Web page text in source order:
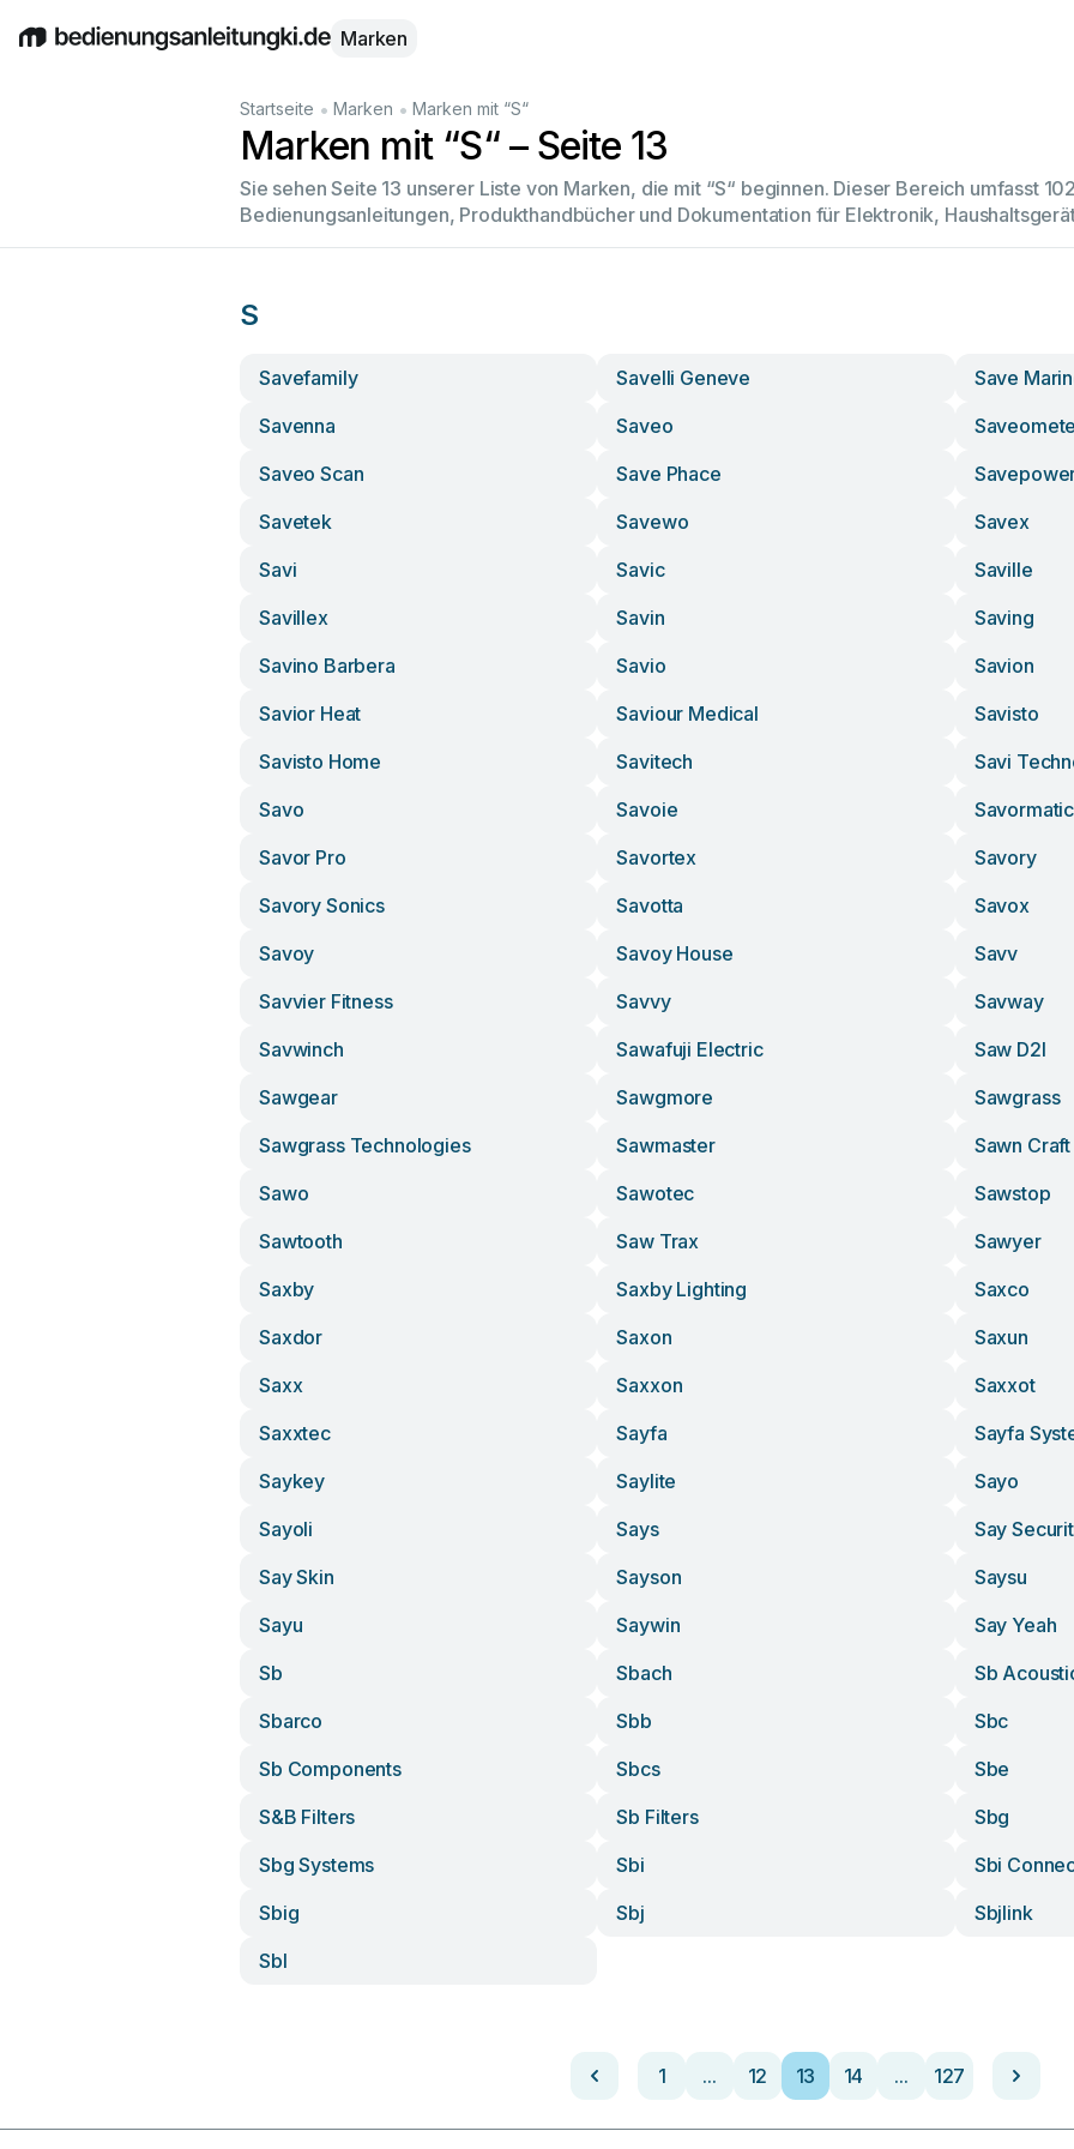
EnglishDeutschEspañolItalianoFrançais
Marken
Startseite • Marken • Marken mit “S“
Marken mit “S“ – Seite 13
Sie sehen Seite 13 unserer Liste von Marken, die mit “S“ beginnen. Dieser Bereich umfasst
Bedienungsanleitungen, Produkthandbücher und Dokumentation für Elektronik,
S
Savefamily Savelli Geneve
Save
Savenna
Saveo
Saveo Scan
Save Phace
Savetek
Savewo
Savex
Savi
Savic
Saville
Savillex
Savin
Saving
Savino Barbera
Savio
Savion
Savior Heat
Saviour Medical
Savisto
Savisto Home
Savitech
Savi
Savo
Savoie
Savormatic
Savor Pro
Savortex
Savory
Savory Sonics
Savotta
Savox
Savoy
Savoy House
Savv
Savvier Fitness
Savvy
Savway
Savwinch
Sawafuji Electric
Saw D2l
Sawgear
Sawgmore
Sawgrass
Sawgrass Technologies
Sawmaster
Sawn Craft
Sawo
Sawotec
Sawstop
Sawtooth
Saw Trax
Sawyer
Saxby
Saxby Lighting
Saxco
Saxdor
Saxon
Saxun
Saxx
Saxxon
Saxxot
Saxxtec
Sayfa
Sayfa
Saykey
Saylite
Sayo
Sayoli
Says
Say
Say Skin
Sayson
Saysu
Sayu
Saywin
Say Yeah
Sb
Sbach
Sb
Sbarco
Sbb
Sbc
Sb Components
Sbcs
Sbe
S&b Filters
Sb Filters
Sbg
Sbg Systems
Sbi
Sbi
Sbig
Sbj
Sbjlink
Sbl
1 ... 12 13 14 ... 127